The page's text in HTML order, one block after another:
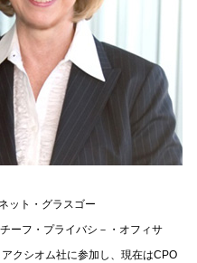
ット・グラスゴー
ーフ・プライバシ－・オフィサ
クシオム社に参加し、現在はCPO